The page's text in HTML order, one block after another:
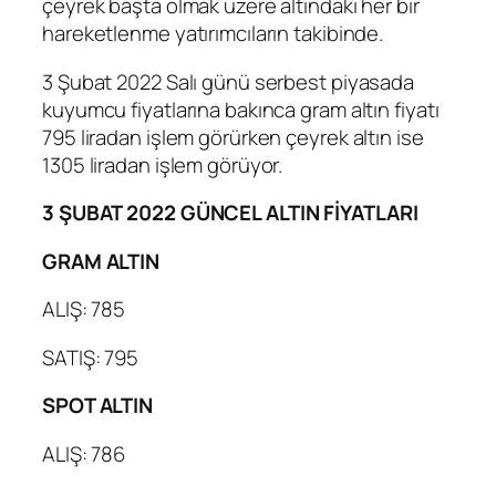
çeyrek başta olmak üzere altındaki her bir
hareketlenme yatırımcıların takibinde.
3 Şubat 2022 Salı günü serbest piyasada
kuyumcu fiyatlarına bakınca gram altın fiyatı
795 liradan işlem görürken çeyrek altın ise
1305 liradan işlem görüyor.
3 ŞUBAT 2022 GÜNCEL ALTIN FİYATLARI
GRAM ALTIN
ALIŞ: 785
SATIŞ: 795
SPOT ALTIN
ALIŞ: 786